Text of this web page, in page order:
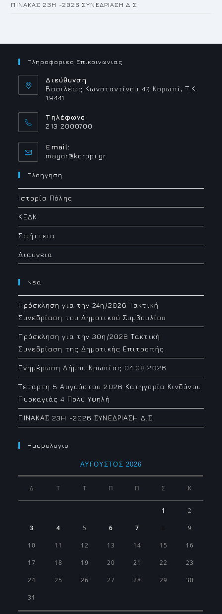
ΠΙΝΑΚΑΣ 23H -2026 ΣΥΝΕΔΡΙΑΣΗ Δ.Σ
Πληροφοριες Επικοινωνιας
Διεύθυνση
Βασιλέως Κωνσταντίνου 47, Κορωπί, Τ.Κ.
19441
Τηλέφωνο
213 2000700
Email:
mayor@koropi.grOpens
Πλοηγηση
Ιστορία Πόλης
ΚΕΔΚ
Σφήττεια
Διαύγεια
Νεα
Πρόσκληση για την 24η/2026 Τακτική
Συνεδρίαση του Δημοτικού Συμβουλίου
Πρόσκληση για την 30η/2026 Τακτική
Συνεδρίαση της Δημοτικής Επιτροπής
Ενημέρωση Δήμου Κρωπίας 04.08.2026
Τετάρτη 5 Αυγούστου 2026 Κατηγορία Κινδύνου
Πυρκαγιάς 4 Πολύ Υψηλή
ΠΙΝΑΚΑΣ 23H -2026 ΣΥΝΕΔΡΙΑΣΗ Δ.Σ
Ημερολογιο
ΑΎΓΟΥΣΤΟΣ 2026
Δ Τ Τ Π Π Σ Κ
1 2
3 4 5 6 7 9
10 11 12 13 14 15 16
17 18 19 20 21 22 23
24 25 26 27 28 29 30
31